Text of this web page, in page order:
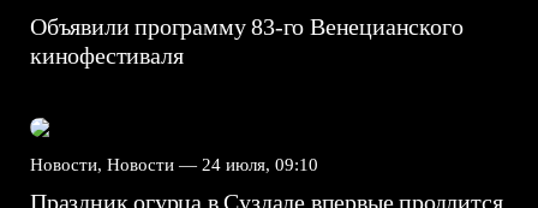
Объявили программу 83-го Венецианского
кинофестиваля
Новости, Новости — 24 июля, 09:10
Праздник огурца в Суздале впервые продлится